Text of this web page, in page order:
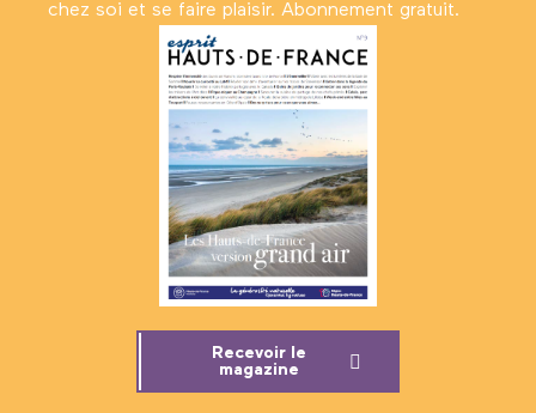
chez soi et se faire plaisir. Abonnement gratuit.
Recevoir le
magazine